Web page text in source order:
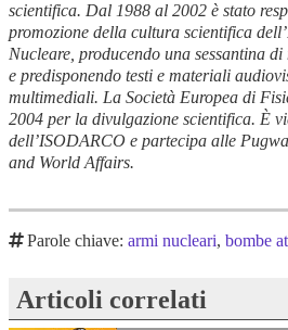
scientifica. Dal 1988 al 2002 è stato
promozione della cultura scientifica
Nucleare, producendo una sessantina
e predisponendo testi e materiali
multimediali. La Società Europea di
2004 per la divulgazione scientifica. È
dell’ISODARCO e partecipa alle
and World Affairs.
Parole chiave:armi nucleari,bombe
Articoli correlati